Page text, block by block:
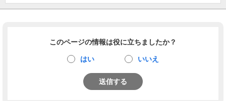
このページの情報は役に立ちましたか？
はい いいえ
送信する